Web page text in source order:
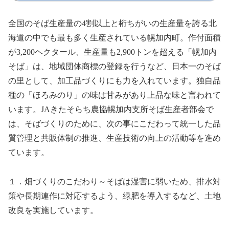
全国のそば生産量の4割以上と桁ちがいの生産量を誇る北
海道の中でも最も多く生産されている幌加内町。作付面積
が3,200ヘクタール、生産量も2,900トンを超える「幌加内
そば」は、地域団体商標の登録を行うなど、日本一のそば
の里として、加工品づくりにも力を入れています。独自品
種の「ほろみのり」の味は甘みがあり上品な味と言われて
います。JAきたそらち農協幌加内支所そば生産者部会で
は、そばづくりのために、次の事にこだわって統一した品
質管理と共販体制の推進、生産技術の向上の活動等を進め
ています。
１．畑づくりのこだわり～そばは湿害に弱いため、排水対
策や長期連作に対応するよう、緑肥を導入するなど、土地
改良を実施しています。